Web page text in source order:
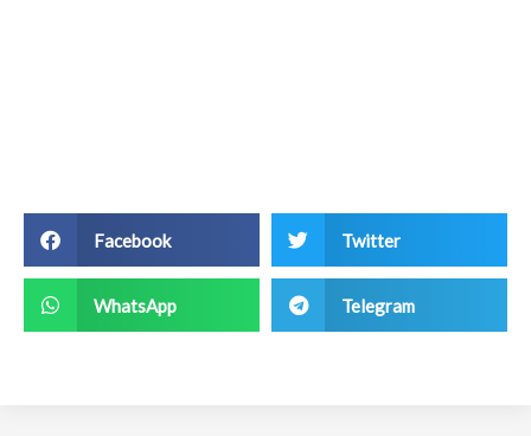
Facebook Twitter
WhatsApp Telegram